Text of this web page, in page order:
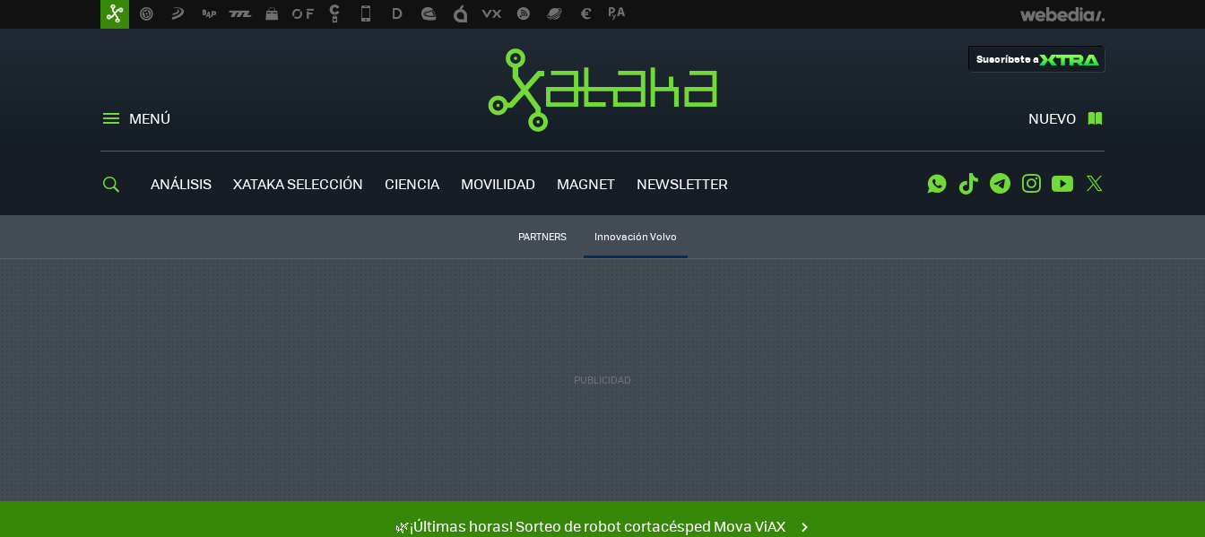
MENÚ NUEVO
Suscríbete a
ANÁLISIS XATAKA SELECCIÓN CIENCIA MOVILIDAD MAGNET NEWSLETTER WhatsApp
Tiktok TelegramInstagramYoutube
PARTNERS Innovación Volvo
🌿¡Últimas horas! Sorteo de robot cortacésped Mova ViAX